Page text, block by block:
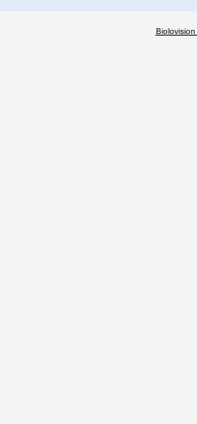
Biolovision